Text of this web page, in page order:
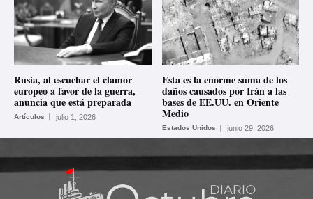
Rusia, al escuchar el clamor
europeo a favor de la guerra,
anuncia que está preparada
Artículos julio 1, 2026
Esta es la enorme suma de los
daños causados por Irán a las
bases de EE.UU. en Oriente
Medio
Estados Unidos junio 29, 2026